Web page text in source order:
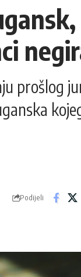
prošlog
Podijeli